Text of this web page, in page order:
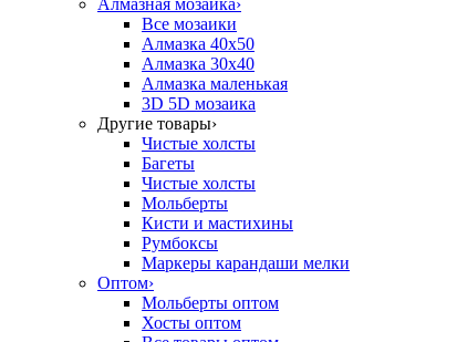
Алмазная мозаика›
Все мозаики
Алмазка 40х50
Алмазка 30х40
Алмазка маленькая
3D 5D мозаика
Другие товары›
Чистые холсты
Багеты
Чистые холсты
Мольберты
Кисти и мастихины
Румбоксы
Маркеры карандаши мелки
Оптом›
Мольберты оптом
Хосты оптом